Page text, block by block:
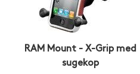
RAM Mount - X-Grip med
sugekop